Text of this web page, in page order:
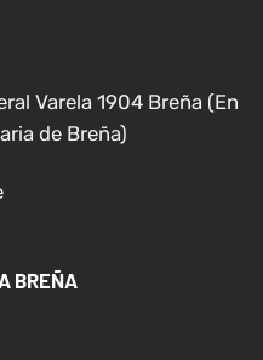
Varela 1904 Breña (En
de Breña)
BREÑA